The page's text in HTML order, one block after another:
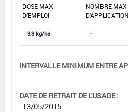
DOSE MAX
D'EMPLOI
NOMBRE MAX
D'APPLICATION
3,3 kg/ha -
INTERVALLE MINIMUM ENTRE
-
DATE DE RETRAIT DE L'USAGE :
13/05/2015